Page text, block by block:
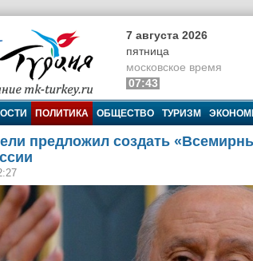
7 августа 2026
пятница
московское время
07:43
ПОЛИТИКА ОБЩЕСТВО ТУРИЗМ
предложил создать